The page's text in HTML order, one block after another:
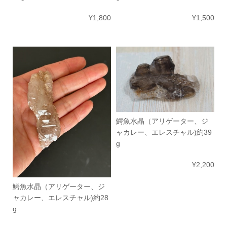
¥1,800 ¥1,500
鰐魚水晶（アリゲーター、ジ
ャカレー、エレスチャル)約28
g
鰐魚水晶（アリゲーター、ジ
ャカレー、エレスチャル)約39
g
¥2,200